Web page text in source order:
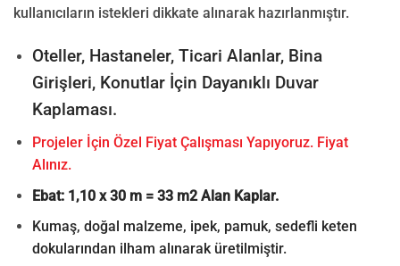
kullanıcıların istekleri dikkate alınarak hazırlanmıştır.
Oteller, Hastaneler, Ticari Alanlar, Bina
Girişleri, Konutlar İçin Dayanıklı Duvar
Kaplaması.
Projeler İçin Özel Fiyat Çalışması Yapıyoruz. Fiyat
Alınız.
Ebat: 1,10 x 30 m = 33 m2 Alan Kaplar.
Kumaş, doğal malzeme, ipek, pamuk, sedefli keten
dokularından ilham alınarak üretilmiştir.